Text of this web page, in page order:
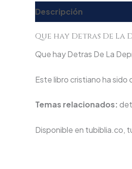
Descripción
Que hay Detras De La
Que hay Detras De La
Este libro cristiano ha
Temas relacionados:
Disponible en tubiblia.co,